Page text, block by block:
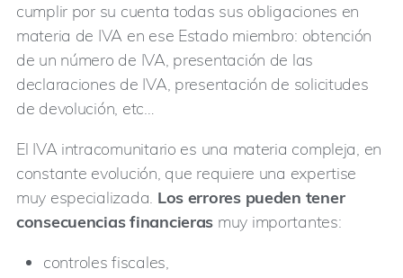
cumplir por su cuenta todas sus obligaciones en
materia de IVA en ese Estado miembro: obtención
de un número de IVA, presentación de las
declaraciones de IVA, presentación de solicitudes
de devolución, etc…
El IVA intracomunitario es una materia compleja, en
constante evolución, que requiere una expertise
muy especializada. Los errores pueden tener
consecuencias financieras muy importantes:
controles fiscales,